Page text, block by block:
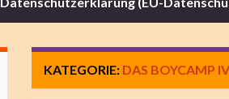
KATEGORIE: DAS BOYCAMP IV